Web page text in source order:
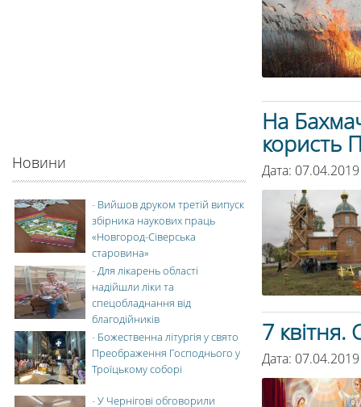
На
користь
Дата:
7
Дата:
Новини
- Вийшов друком третій випуск
збірника наукових праць
«Новгород-Сіверська
старовина»
-Для лікарень області
надійшли ліки та
спецобладнання від
благодійників
- Божественна літургія у свято
Преображення Господнього у
Троїцькому соборі
-У Чернігові обговорили